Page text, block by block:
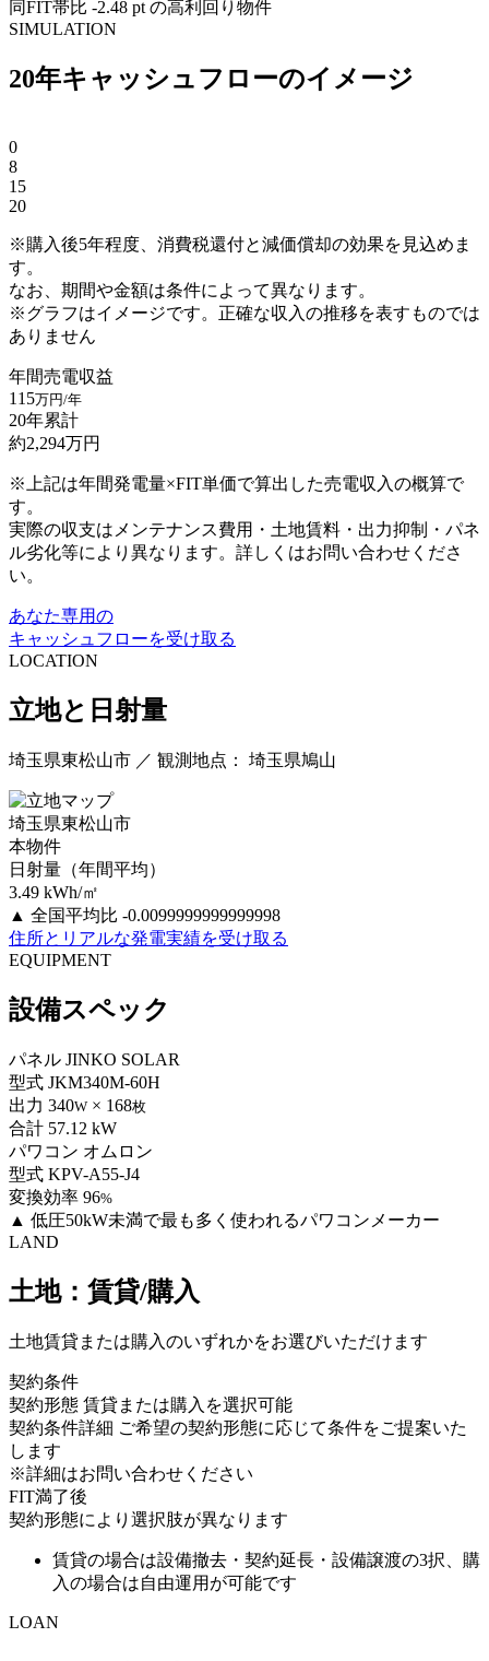
同FIT帯比 -2.48 pt の高利回り物件
SIMULATION
20年キャッシュフローのイメージ
0
8
15
20
※購入後5年程度、消費税還付と減価償却の効果を見込めま
す。
なお、期間や金額は条件によって異なります。
※グラフはイメージです。正確な収入の推移を表すものでは
ありません
年間売電収益
115万円/年
20年累計
約2,294万円
※上記は年間発電量×FIT単価で算出した売電収入の概算で
す。
実際の収支はメンテナンス費用・土地賃料・出力抑制・パネ
ル劣化等により異なります。詳しくはお問い合わせくださ
い。
あなた専用の
キャッシュフローを受け取る
LOCATION
立地と日射量
埼玉県東松山市 ／ 観測地点： 埼玉県鳩山
埼玉県東松山市
本物件
日射量（年間平均）
3.49 kWh/㎡
▲ 全国平均比 -0.0099999999999998
住所とリアルな発電実績を受け取る
EQUIPMENT
設備スペック
パネル JINKO SOLAR
型式 JKM340M-60H
出力 340W × 168枚
合計 57.12 kW
パワコン オムロン
型式 KPV-A55-J4
変換効率 96%
▲ 低圧50kW未満で最も多く使われるパワコンメーカー
LAND
土地：賃貸/購入
土地賃貸または購入のいずれかをお選びいただけます
契約条件
契約形態 賃貸または購入を選択可能
契約条件詳細 ご希望の契約形態に応じて条件をご提案いた
します
※詳細はお問い合わせください
FIT満了後
契約形態により選択肢が異なります
賃貸の場合は設備撤去・契約延長・設備譲渡の3択、購
入の場合は自由運用が可能です
LOAN